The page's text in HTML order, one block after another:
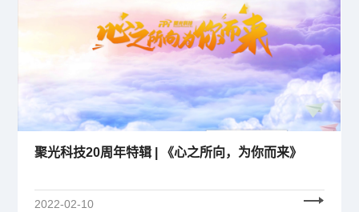
聚光科技20周年特辑 | 《心之所向，为你而来》
2022-02-10